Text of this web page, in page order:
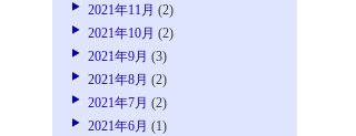
2021年11月 (2)
2021年10月 (2)
2021年9月 (3)
2021年8月 (2)
2021年7月 (2)
2021年6月 (1)